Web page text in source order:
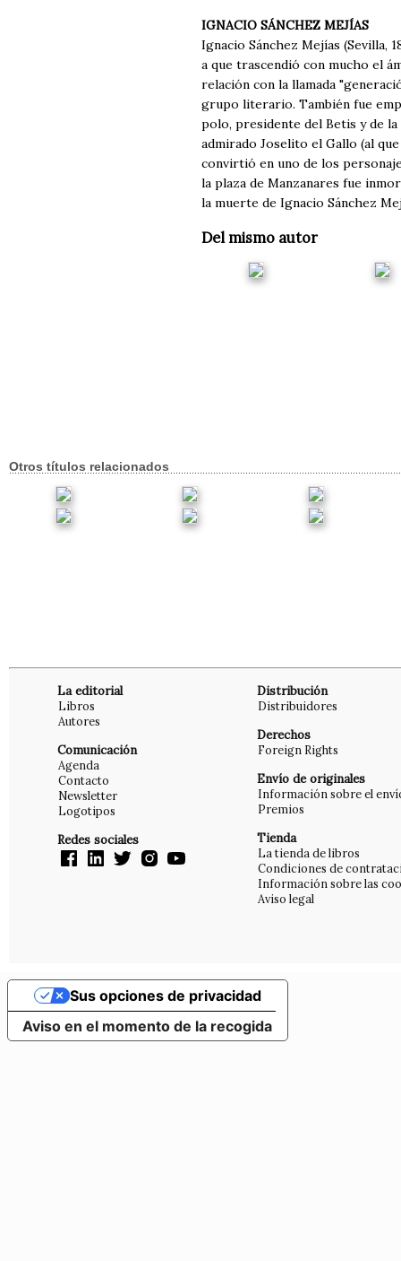
IGNACIO SÁNCHEZ MEJÍAS
Ignacio Sánchez Mejías (Sevilla,
a que trascendió con mucho el
relación con la llamada
grupo literario. También fue
polo, presidente del Betis y de
admirado Joselito el Gallo (al
convirtió en uno de los
la plaza de Manzanares fue
la muerte de Ignacio Sánchez
Del mismo autor
Otros títulos relacionados
La editorial
Libros
Autores
Comunicación
Agenda
Contacto
Newsletter
Logotipos
Redes sociales
Distribución
Distribuidores
Derechos
Foreign Rights
Envío de originales
Información sobre el
Premios
Tienda
La tienda de libros
Condiciones de
Información sobre las
Aviso legal
Aviso en el momento de la recogida
Sus opciones de privacidad